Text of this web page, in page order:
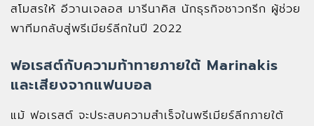
สโมสรให้ อีวานเจลอส มารีนาคิส นักธุรกิจชาวกรีก ผู้ช่วย
พาทีมกลับสู่พรีเมียร์ลีกในปี 2022
ฟอเรสต์กับความท้าทายภายใต้ Marinakis
และเสียงจากแฟนบอล
แม้ ฟอเรสต์ จะประสบความสำเร็จในพรีเมียร์ลีกภายใต้